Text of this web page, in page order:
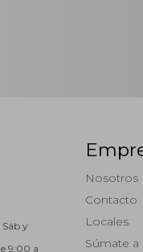
Sáb y
9:00 a
Nosotros
Contacto
Locales
Súmate